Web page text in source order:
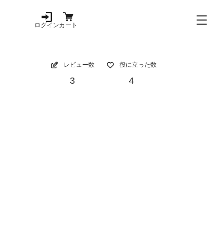
ログインカート
レビュー数
3
役に立った数
4